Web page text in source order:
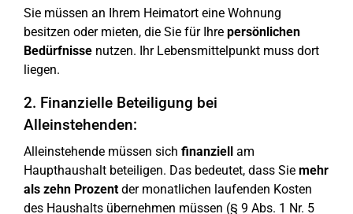
Sie müssen an Ihrem Heimatort eine Wohnung
besitzen oder mieten, die Sie für Ihre persönlichen
Bedürfnisse nutzen. Ihr Lebensmittelpunkt muss dort
liegen.
2. Finanzielle Beteiligung bei
Alleinstehenden:
Alleinstehende müssen sich finanziell am
Haupthaushalt beteiligen. Das bedeutet, dass Sie mehr
als zehn Prozentder monatlichen laufenden Kosten
des Haushalts übernehmen müssen (§ 9 Abs. 1 Nr. 5